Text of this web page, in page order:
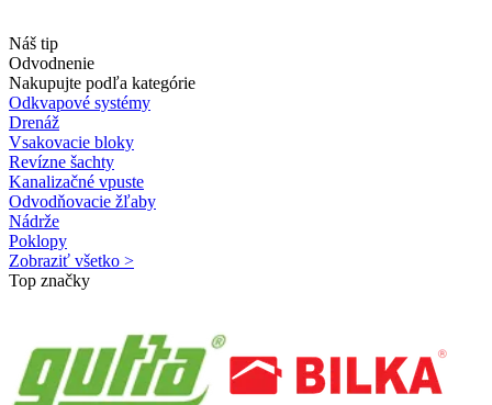
Náš tip
Odvodnenie
Nakupujte podľa kategórie
Odkvapové systémy
Drenáž
Vsakovacie bloky
Revízne šachty
Kanalizačné vpuste
Odvodňovacie žľaby
Nádrže
Poklopy
Zobraziť všetko >
Top značky